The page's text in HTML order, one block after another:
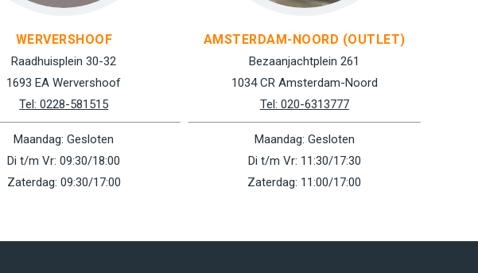
WERVERSHOOF
Raadhuisplein 30-32
1693 EA Wervershoof
Tel: 0228-581515
Maandag: Gesloten
Di t/m Vr: 09:30/18:00
Zaterdag: 09:30/17:00
AMSTERDAM-NOORD (OUTLET)
Bezaanjachtplein 261
1034 CR Amsterdam-Noord
Tel: 020-6313777
Maandag: Gesloten
Di t/m Vr: 11:30/17:30
Zaterdag: 11:00/17:00